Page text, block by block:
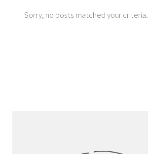
Sorry, no posts matched your criteria.